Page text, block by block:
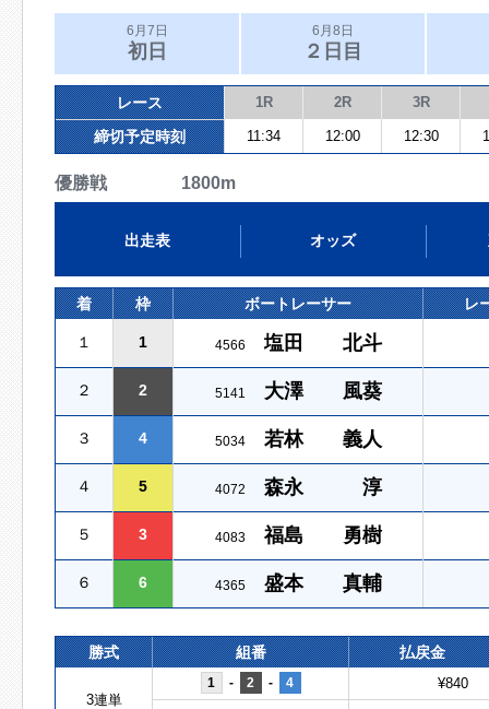
6月7日
初日
6月8日
２日目
レース 1R 2R 3R
締切予定時刻 11:34 12:00 12:30
優勝戦 1800m
出走表 オッズ
着 枠 ボートレーサー レ
１ 1 4566 塩田 北斗
２ 2 5141 大澤 風葵
３ 4 5034 若林 義人
４ 5 4072 森永 淳
５ 3 4083 福島 勇樹
６ 6 4365 盛本 真輔
勝式 組番 払戻金
3連単
1 - 2 - 4 ¥840